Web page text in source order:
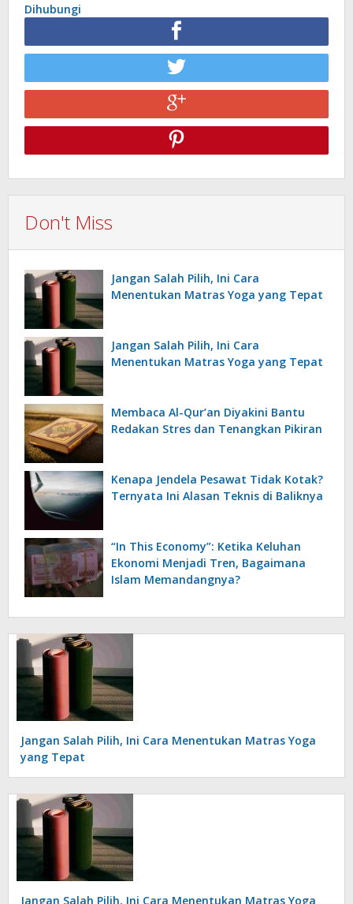
Dihubungi
Don't Miss
Jangan Salah Pilih, Ini Cara
Menentukan Matras Yoga yang Tepat
Jangan Salah Pilih, Ini Cara
Menentukan Matras Yoga yang Tepat
Membaca Al-Qur’an Diyakini Bantu
Redakan Stres dan Tenangkan Pikiran
Kenapa Jendela Pesawat Tidak Kotak?
Ternyata Ini Alasan Teknis di Baliknya
“In This Economy”: Ketika Keluhan
Ekonomi Menjadi Tren, Bagaimana
Islam Memandangnya?
Jangan Salah Pilih, Ini Cara Menentukan Matras Yoga
yang Tepat
Jangan Salah Pilih, Ini Cara Menentukan Matras Yoga